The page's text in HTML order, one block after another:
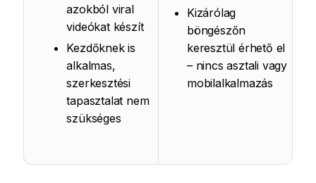
azokból viral
videókat készít
Kezdőknek is
alkalmas,
szerkesztési
tapasztalat nem
szükséges
Kizárólag
böngészőn
keresztül érhető el
– nincs asztali vagy
mobilalkalmazás